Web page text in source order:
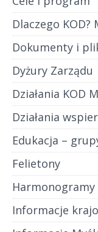
Dlaczego KOD?
Dokumenty i
Dyżury Zarządu
Działania KOD
Działania
Edukacja –
Felietony
Harmonogramy
Informacje